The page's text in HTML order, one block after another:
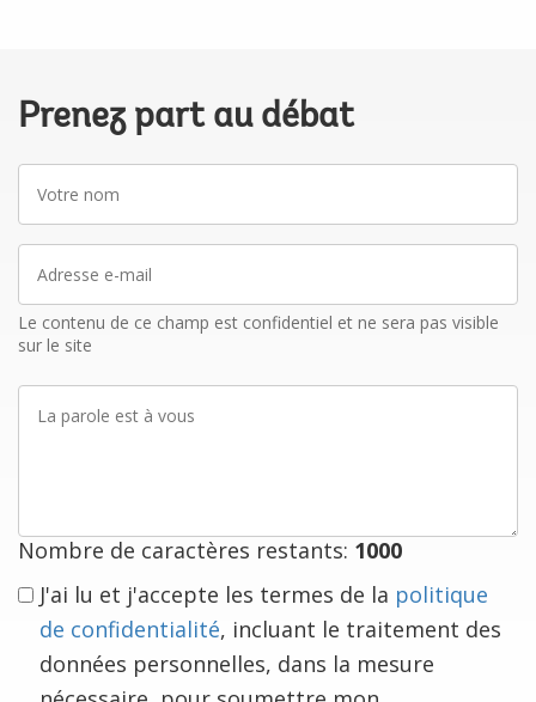
Prenez part au débat
nom
mail
Le contenu de ce champ est confidentiel et ne sera pas visible
sur le site
parole
Nombre de caractères restants: 1000
J'ai lu et j'accepte les termes de la politique
de confidentialité, incluant le traitement des
données personnelles, dans la mesure